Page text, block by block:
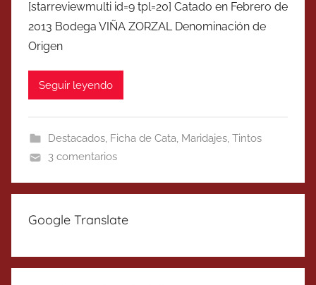
[starreviewmulti id=9 tpl=20] Catado en Febrero de
2013 Bodega VIÑA ZORZAL Denominación de
Origen
Seguir leyendo
Destacados, Ficha de Cata, Maridajes, Tintos
3 comentarios
Google Translate